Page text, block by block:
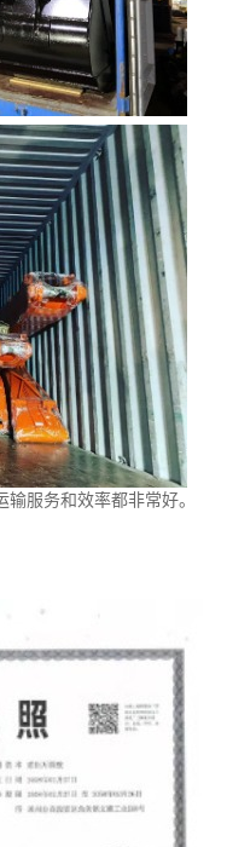
服务和效率都非常好。